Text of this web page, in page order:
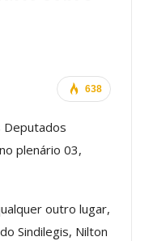
638
Deputados
plenário 03,
outro lugar,
Sindilegis, Nilton
Sobre A
Carreiras Do…